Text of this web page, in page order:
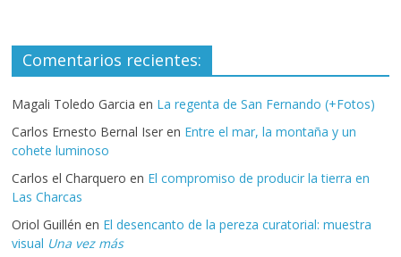
Comentarios recientes:
Magali Toledo Garcia en La regenta de San Fernando (+Fotos)
Carlos Ernesto Bernal Iser en Entre el mar, la montaña y un
cohete luminoso
Carlos el Charquero en El compromiso de producir la tierra en
Las Charcas
Oriol Guillén en El desencanto de la pereza curatorial: muestra
visual Una vez más